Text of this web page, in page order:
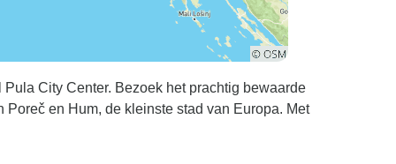
City Center. Bezoek het prachtig bewaarde
en Hum, de kleinste stad van Europa. Met